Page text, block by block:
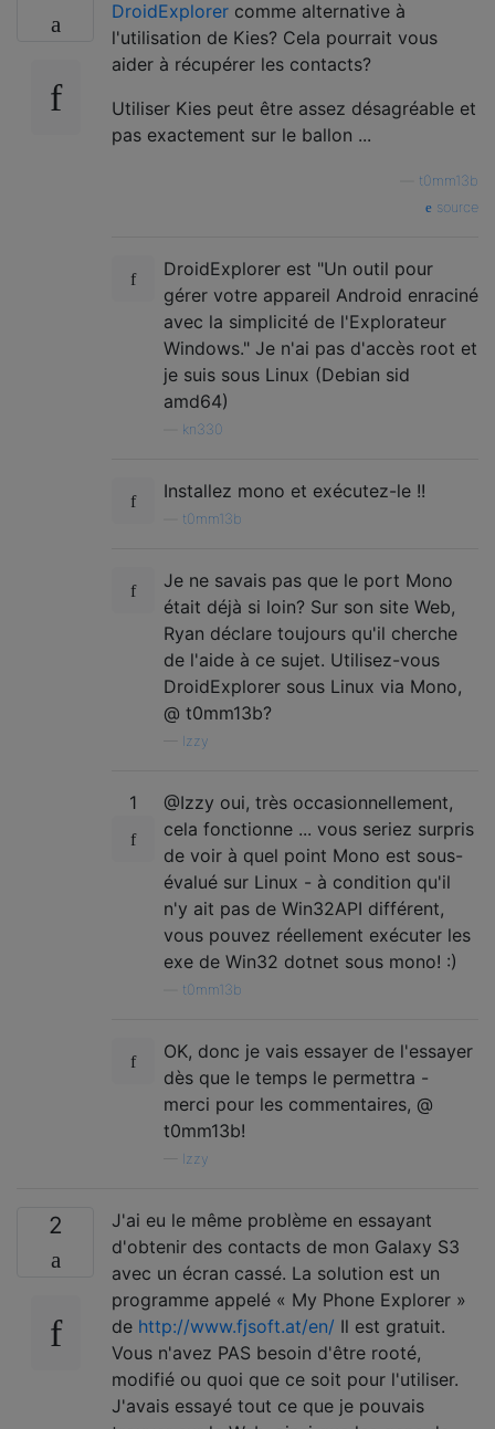
DroidExplorer comme alternative à
l'utilisation de Kies? Cela pourrait vous
aider à récupérer les contacts?
Utiliser Kies peut être assez désagréable et
pas exactement sur le ballon ...
t0mm13b
source
DroidExplorer est "Un outil pour
gérer votre appareil Android enraciné
avec la simplicité de l'Explorateur
Windows." Je n'ai pas d'accès root et
je suis sous Linux (Debian sid
amd64)
kn330
Installez mono et exécutez-le !!
t0mm13b
Je ne savais pas que le port Mono
était déjà si loin? Sur son site Web,
Ryan déclare toujours qu'il cherche
de l'aide à ce sujet. Utilisez-vous
DroidExplorer sous Linux via Mono,
@ t0mm13b?
Izzy
1
@Izzy oui, très occasionnellement,
cela fonctionne ... vous seriez surpris
de voir à quel point Mono est sous-
évalué sur Linux - à condition qu'il
n'y ait pas de Win32API différent,
vous pouvez réellement exécuter les
exe de Win32 dotnet sous mono! :)
t0mm13b
OK, donc je vais essayer de l'essayer
dès que le temps le permettra -
merci pour les commentaires, @
t0mm13b!
Izzy
2
J'ai eu le même problème en essayant
d'obtenir des contacts de mon Galaxy S3
avec un écran cassé. La solution est un
programme appelé « My Phone Explorer »
de http://www.fjsoft.at/en/ Il est gratuit.
Vous n'avez PAS besoin d'être rooté,
modifié ou quoi que ce soit pour l'utiliser.
J'avais essayé tout ce que je pouvais